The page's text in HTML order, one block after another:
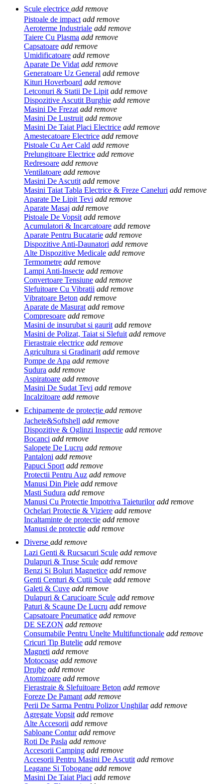
Scule electrice add remove
Pistoale de impact add remove
Aeroterme Industriale add remove
Taiere Cu Plasma add remove
Capsatoare add remove
Umidificatoare add remove
Aparate De Vidat add remove
Generatoare Uz General add remove
Kituri Hoverboard add remove
Letconuri & Statii De Lipit add remove
Dispozitive Ascutit Burghie add remove
Masini De Frezat add remove
Masini De Lustruit add remove
Masini De Taiat Placi Electrice add remove
Amestecatoare Electrice add remove
Pistoale Cu Aer Cald add remove
Prelungitoare Electrice add remove
Redresoare add remove
Ventilatoare add remove
Masini De Ascutit add remove
Masini Taiat Tabla Electrice & Freze Caneluri add remove
Aparate De Lipit Tevi add remove
Aparate Masaj add remove
Pistoale De Vopsit add remove
Acumulatori & Incarcatoare add remove
Aparate Pentru Bucatarie add remove
Dispozitive Anti-Daunatori add remove
Alte Dispozitive Medicale add remove
Termometre add remove
Lampi Anti-Insecte add remove
Convertoare Tensiune add remove
Slefuitoare Cu Vibratii add remove
Vibratoare Beton add remove
Aparate de Masurat add remove
Compresoare add remove
Masini de insurubat si gaurit add remove
Masini de Polizat, Taiat si Slefuit add remove
Fierastraie electrice add remove
Agricultura si Gradinarit add remove
Pompe de Apa add remove
Sudura add remove
Aspiratoare add remove
Masini De Sudat Tevi add remove
Incalzitoare add remove
Echipamente de protecție add remove
Jachete&Softshell add remove
Dispozitive & Oglinzi Inspectie add remove
Bocanci add remove
Salopete De Lucru add remove
Pantaloni add remove
Papuci Sport add remove
Protectii Pentru Auz add remove
Manusi Din Piele add remove
Masti Sudura add remove
Manusi Cu Protectie Impotriva Taieturilor add remove
Ochelari Protectie & Viziere add remove
Incaltaminte de protectie add remove
Manusi de protectie add remove
Diverse add remove
Lazi Genti & Rucsacuri Scule add remove
Dulapuri & Truse Scule add remove
Benzi Si Boluri Magnetice add remove
Genti Centuri & Cutii Scule add remove
Galeti & Cuve add remove
Dulapuri & Carucioare Scule add remove
Paturi & Scaune De Lucru add remove
Capsatoare Pneumatice add remove
DE SEZON add remove
Consumabile Pentru Unelte Multifunctionale add remove
Cricuri Tip Butelie add remove
Magneti add remove
Motocoase add remove
Drujbe add remove
Atomizoare add remove
Fierastraie & Slefuitoare Beton add remove
Foreze De Pamant add remove
Perii De Sarma Pentru Polizor Unghilar add remove
Agregate Vopsit add remove
Alte Accesorii add remove
Sabloane Contur add remove
Roti De Pasla add remove
Accesorii Camping add remove
Accesorii Pentru Masini De Ascutit add remove
Leagane Si Tobogane add remove
Masini De Taiat Placi add remove